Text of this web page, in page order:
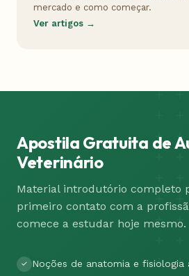
mercado e como começar.
Ver artigos →
Apostila Gratuita de
Veterinário
Material introdutório completo
primeiro contato com a
comece a estudar hoje mesmo.
Noções de anatomia e fisiologia